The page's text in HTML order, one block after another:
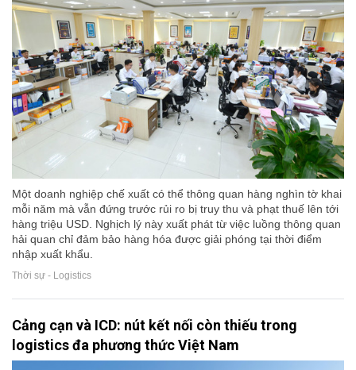
Một doanh nghiệp chế xuất có thể thông quan hàng nghìn tờ khai
mỗi năm mà vẫn đứng trước rủi ro bị truy thu và phạt thuế lên tới
hàng triệu USD. Nghịch lý này xuất phát từ việc luồng thông quan
hải quan chỉ đảm bảo hàng hóa được giải phóng tại thời điểm
nhập xuất khẩu.
Thời sự - Logistics
Cảng cạn và ICD: nút kết nối còn thiếu trong
logistics đa phương thức Việt Nam